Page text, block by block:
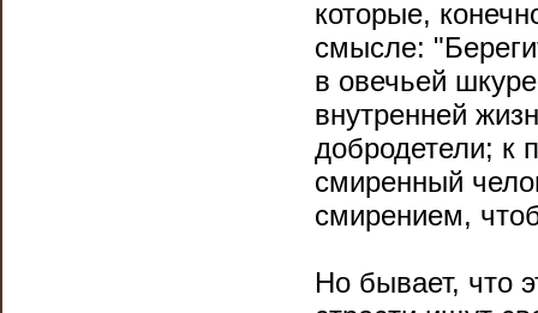
которые,
смысле:
в овечьей
внутренней
добродетели; к
смиренный
смирением,
Но бывает, что